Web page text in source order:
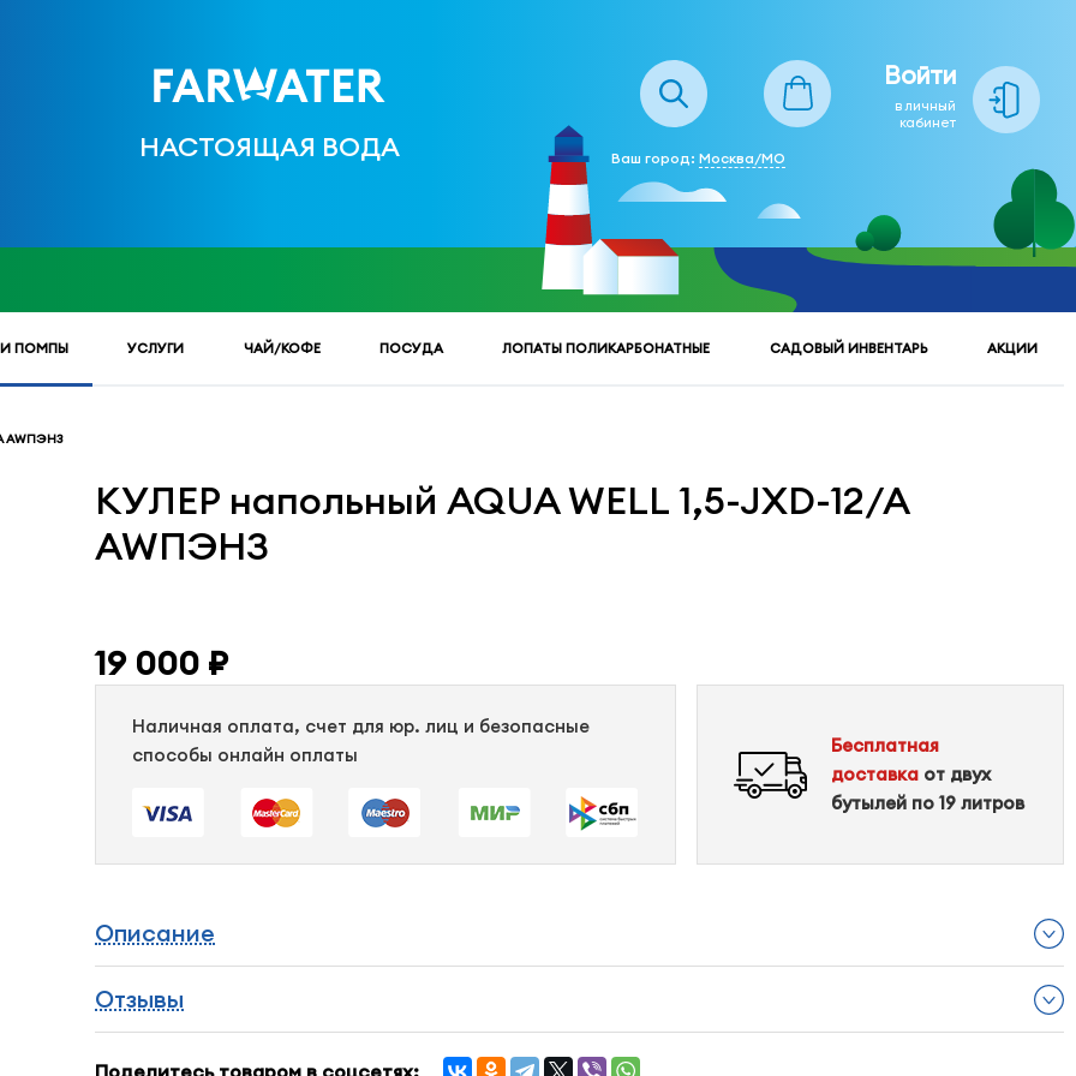
НАСТОЯЩАЯ ВОДА
Войти
в личный
кабинет
Ваш город: Москва/МО
И ПОМПЫ УСЛУГИ ЧАЙ/КОФЕ ПОСУДА ЛОПАТЫ ПОЛИКАРБОНАТНЫЕ САДОВЫЙ ИНВЕНТАРЬ АКЦИИ
AWПЭНЗ
КУЛЕР напольный AQUA WELL 1,5-JXD-12/A
AWПЭНЗ
19 000 ₽
Наличная оплата, счет для юр. лиц и безопасные
способы онлайн оплаты
Бесплатная
доставкаот двух
бутылей по 19 литров
Описание
Отзывы
Поделитесь товаром в соцсетях: